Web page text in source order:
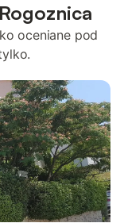
oceniane pod